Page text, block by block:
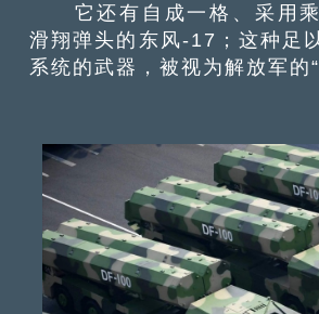
它还有自成一格、采用乘
滑翔弹头的东风-17；这种足
系统的武器，被视为解放军的“